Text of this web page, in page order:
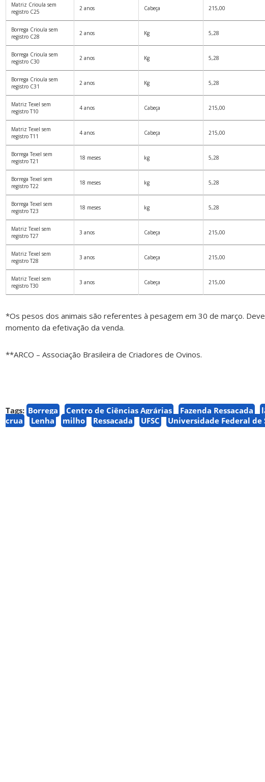
Matriz Crioula sem
registro C25
2 anos Cabeça 215,00
Borrega Crioula sem
registro C28
2 anos Kg 5,28
Borrega Crioula sem
registro C30
2 anos Kg 5,28
Borrega Crioula sem
registro C31
2 anos Kg 5,28
Matriz Texel sem
registro T10
4 anos Cabeça 215,00
Matriz Texel sem
registro T11
4 anos Cabeça 215,00
Borrega Texel sem
registro T21
18 meses kg 5,28
Borrega Texel sem
registro T22
18 meses kg 5,28
Borrega Texel sem
registro T23
18 meses kg 5,28
Matriz Texel sem
registro T27
3 anos Cabeça 215,00
Matriz Texel sem
registro T28
3 anos Cabeça 215,00
Matriz Texel sem
registro T30
3 anos Cabeça 215,00
*Os pesos dos animais são referentes à pesagem em 30 de março.
momento da efetivação da venda.
**ARCO – Associação Brasileira de Criadores de Ovinos.
Tags: Borrega Centro de Ciências Agrárias Fazenda Ressacada
crua
Lenha milho Ressacada UFSC Universidade Federal de